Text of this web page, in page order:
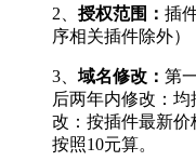
2、 授权范围： 插
序相关插件除外）
3、 域名修改： 第
后两年内修改：
改：按插件最新价
按照10元算。